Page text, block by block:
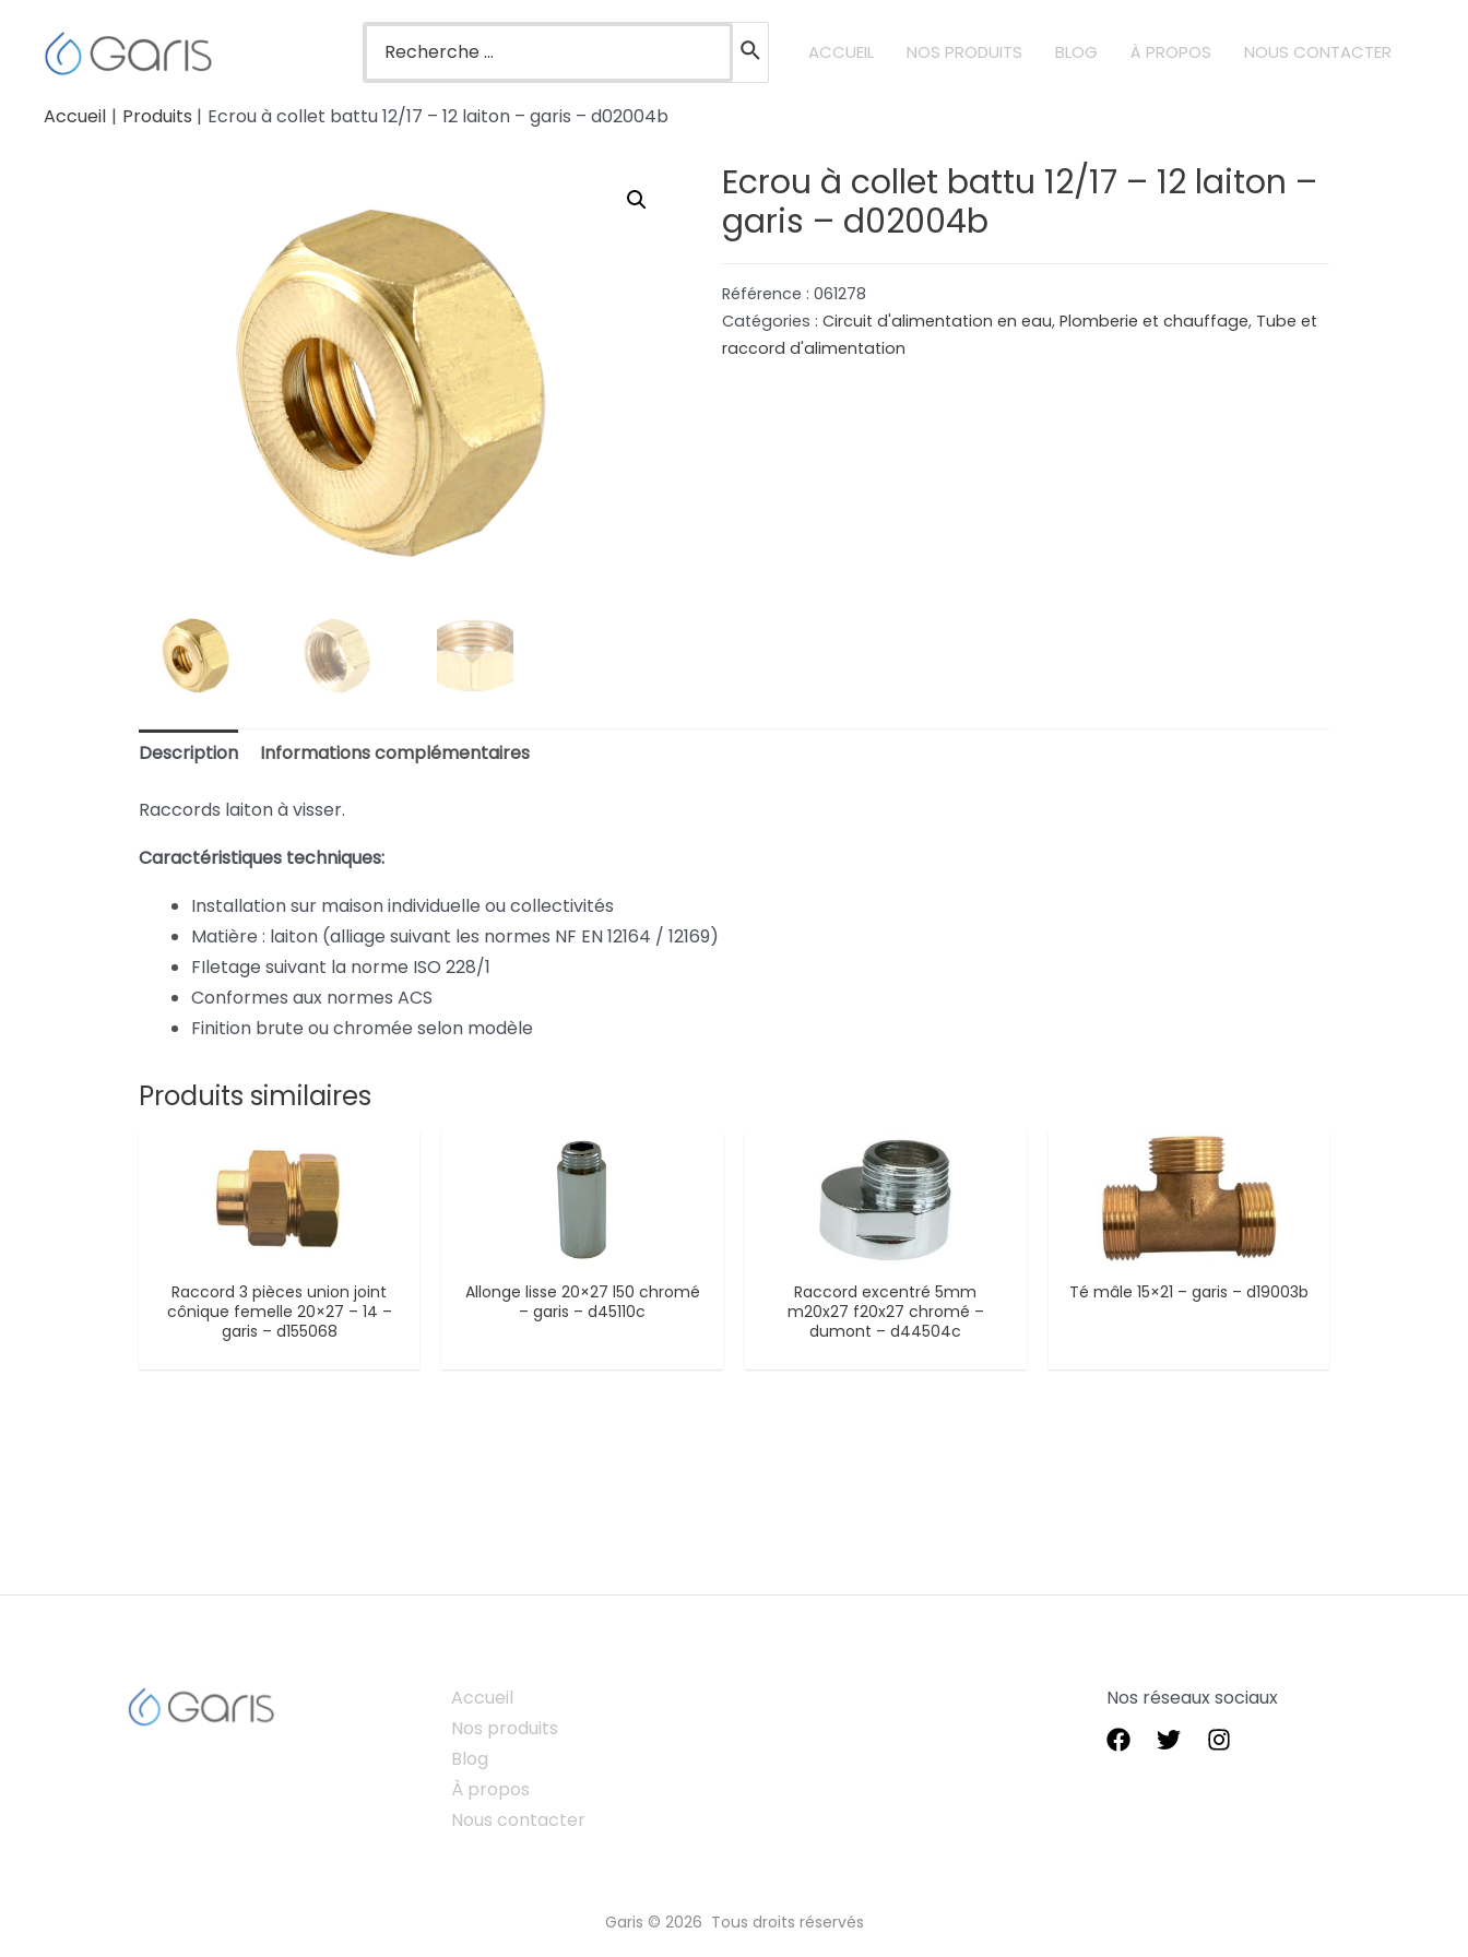
ACCUEIL NOS PRODUITS BLOG À PROPOS NOUS CONTACTER
Accueil Produits Ecrou à collet battu 12/17 – 12 laiton – garis – d02004b
Ecrou à collet battu 12/17 – 12 laiton –
garis – d02004b
Référence :061278
Catégories :Circuit d'alimentation en eau,Plomberie et chauffage, Tube et
raccord d'alimentation
Description Informations complémentaires
Raccords laiton à visser.
Caractéristiques techniques:
Installation sur maison individuelle ou collectivités
Matière : laiton (alliage suivant les normes NF EN 12164 / 12169)
FIletage suivant la norme ISO 228/1
Conformes aux normes ACS
Finition brute ou chromée selon modèle
Produits similaires
Raccord 3 pièces union joint
cônique femelle 20×27 – 14 –
garis – d155068
Allonge lisse 20×27 l50 chromé
– garis – d45110c
Raccord excentré 5mm
m20x27 f20x27 chromé –
dumont – d44504c
Té mâle 15×21 – garis – d19003b
Accueil
Nos produits
Blog
À propos
Nous contacter
Nos réseaux sociaux
Garis © 2026 Tous droits réservés